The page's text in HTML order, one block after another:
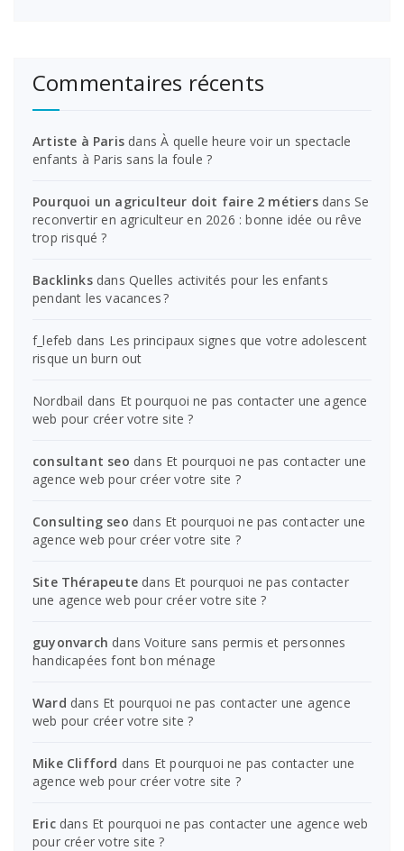
Commentaires récents
Artiste à Paris dansÀ quelle heure voir un spectacle
enfants à Paris sans la foule ?
Pourquoi un agriculteur doit faire 2 métiersdans Se
reconvertir en agriculteur en 2026 : bonne idée ou rêve
trop risqué ?
BacklinksdansQuelles activités pour les enfants
pendant les vacances ?
f_lefeb dans Les principaux signes que votre adolescent
risque un burn out
Nordbail dans Et pourquoi ne pas contacter une agence
web pour créer votre site ?
consultant seo dans Et pourquoi ne pas contacter une
agence web pour créer votre site ?
Consulting seo dans Et pourquoi ne pas contacter une
agence web pour créer votre site ?
Site Thérapeute dans Et pourquoi ne pas contacter
une agence web pour créer votre site ?
guyonvarch dansVoiture sans permis et personnes
handicapées font bon ménage
Ward dans Et pourquoi ne pas contacter une agence
web pour créer votre site ?
Mike Clifford dans Et pourquoi ne pas contacter une
agence web pour créer votre site ?
Ericdans Et pourquoi ne pas contacter une agence web
pour créer votre site ?